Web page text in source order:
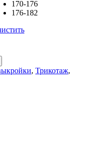
170-176
176-182
, Трикотаж,